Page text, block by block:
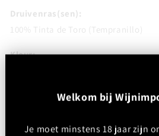
Druivenras(sen):
100% Tinta de Toro (Tempranillo)
Kleur:
braambes en rijpe pruim,
Welkom bij
Je moet minstens 18 jaar zijn